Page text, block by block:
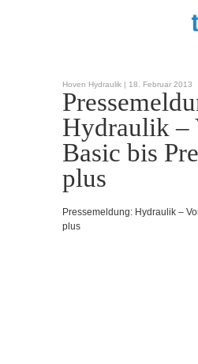
Hoven Hydraulik | 18. Februar 2013
Hydraulik –
Basic bis
plus
Pressemeldung: Hydraulik –
plus